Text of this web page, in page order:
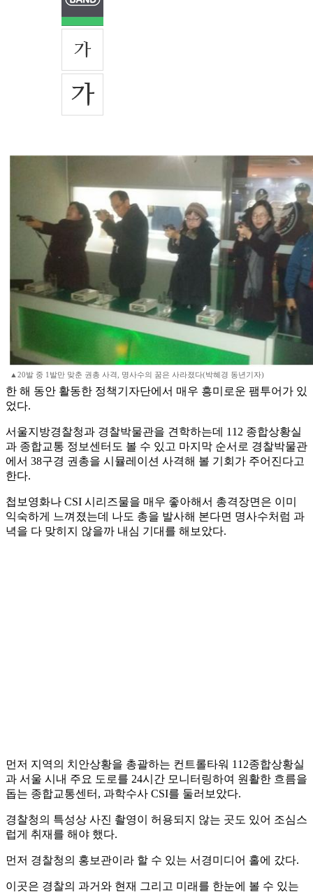
▲20발 중 1발만 맞춘 권총 사격, 명사수의 꿈은 사라졌다(박혜경 동년기자)
한 해 동안 활동한 정책기자단에서 매우 흥미로운 팸투어가 있
었다.
서울지방경찰청과 경찰박물관을 견학하는데 112 종합상황실
과 종합교통 정보센터도 볼 수 있고 마지막 순서로 경찰박물관
에서 38구경 권총을 시뮬레이션 사격해 볼 기회가 주어진다고
한다.
첩보영화나 CSI 시리즈물을 매우 좋아해서 총격장면은 이미
익숙하게 느껴졌는데 나도 총을 발사해 본다면 명사수처럼 과
녁을 다 맞히지 않을까 내심 기대를 해보았다.
먼저 지역의 치안상황을 총괄하는 컨트롤타워 112종합상황실
과 서울 시내 주요 도로를 24시간 모니터링하여 원활한 흐름을
돕는 종합교통센터, 과학수사 CSI를 둘러보았다.
경찰청의 특성상 사진 촬영이 허용되지 않는 곳도 있어 조심스
럽게 취재를 해야 했다.
먼저 경찰청의 홍보관이라 할 수 있는 서경미디어 홀에 갔다.
이곳은 경찰의 과거와 현재 그리고 미래를 한눈에 볼 수 있는